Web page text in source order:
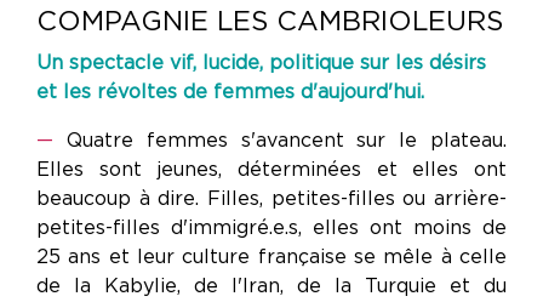
COMPAGNIE LES CAMBRIOLEURS
Un spectacle vif, lucide, politique sur les désirs
et les révoltes de femmes d'aujourd'hui.
— Quatre femmes s'avancent sur le plateau.
Elles sont jeunes, déterminées et elles ont
beaucoup à dire. Filles, petites-filles ou arrière-
petites-filles d'immigré.e.s, elles ont moins de
25 ans et leur culture française se mêle à celle
de la Kabylie, de l'Iran, de la Turquie et du